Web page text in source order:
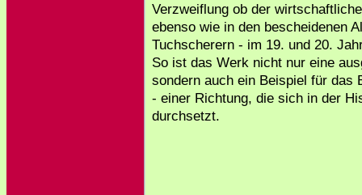
Verzweiflung ob der
ebenso wie in den bescheidenen
Tuchscherern - im 19. und 20.
So ist das Werk nicht nur eine
sondern auch ein Beispiel für das
- einer Richtung, die sich in der
durchsetzt.